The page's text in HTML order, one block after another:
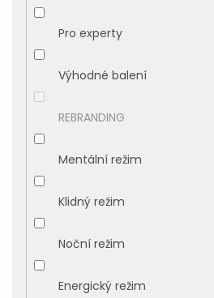
Pro experty
Výhodné balení
REBRANDING
Mentální režim
Klidný režim
Noční režim
Energický režim